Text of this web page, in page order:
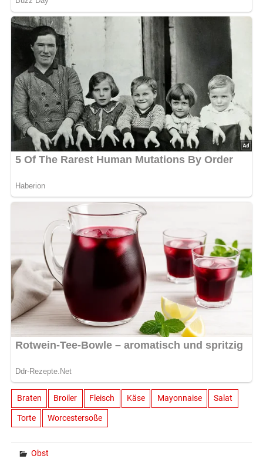
Braten Broiler Fleisch Käse Mayonnaise Salat
Torte Worcestersoße
Obst